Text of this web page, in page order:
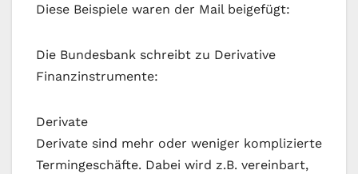
Diese Beispiele waren der Mail beigefügt:
Die Bundesbank schreibt zu Derivative
Finanzinstrumente:
Derivate
Derivate sind mehr oder weniger komplizierte
Termingeschäfte. Dabei wird z.B. vereinbart,